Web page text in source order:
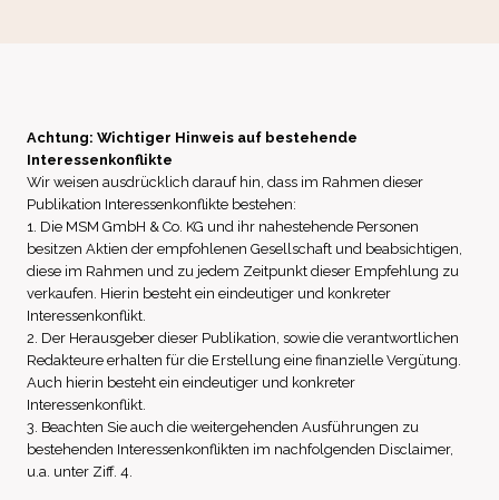
Achtung: Wichtiger Hinweis auf bestehende
Interessenkonflikte
Wir weisen ausdrücklich darauf hin, dass im Rahmen dieser
Publikation Interessenkonflikte bestehen:
1. Die MSM GmbH & Co. KG und ihr nahestehende Personen
besitzen Aktien der empfohlenen Gesellschaft und beabsichtigen,
diese im Rahmen und zu jedem Zeitpunkt dieser Empfehlung zu
verkaufen. Hierin besteht ein eindeutiger und konkreter
Interessenkonflikt.
2. Der Herausgeber dieser Publikation, sowie die verantwortlichen
Redakteure erhalten für die Erstellung eine finanzielle Vergütung.
Auch hierin besteht ein eindeutiger und konkreter
Interessenkonflikt.
3. Beachten Sie auch die weitergehenden Ausführungen zu
bestehenden Interessenkonflikten im nachfolgenden Disclaimer,
u.a. unter Ziff. 4.